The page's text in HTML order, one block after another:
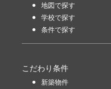
地図で探す
学校で探す
条件で探す
こだわり条件
新築物件